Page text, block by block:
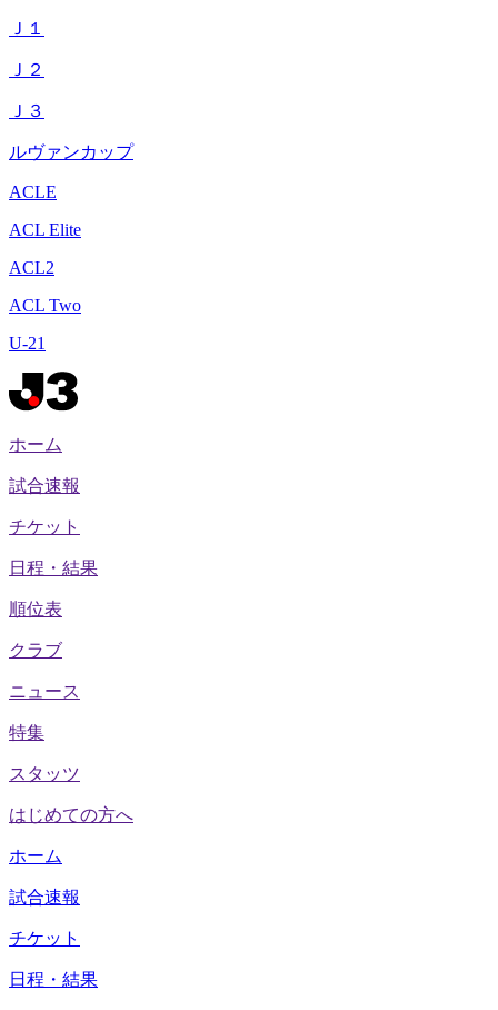
Ｊ１
Ｊ２
Ｊ３
ルヴァンカップ
ACLE
ACL Elite
ACL2
ACL Two
U-21
ホーム
試合速報
チケット
日程・結果
順位表
クラブ
ニュース
特集
スタッツ
はじめての方へ
ホーム
試合速報
チケット
日程・結果